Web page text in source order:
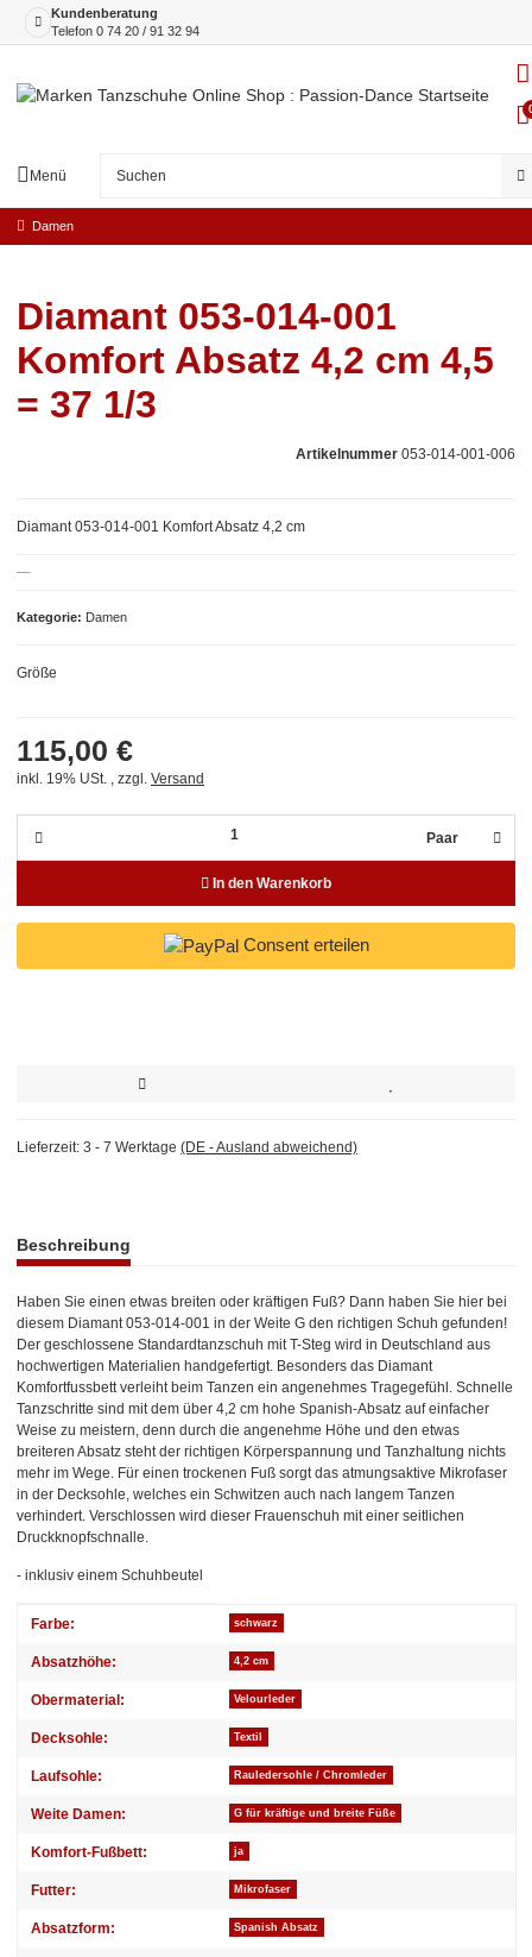
Kundenberatung
Telefon 0 74 20 / 91 32 94
Menü
Damen
Diamant 053-014-001
Komfort Absatz 4,2 cm 4,5
= 37 1/3
Artikelnummer 053-014-001-006
Kategorie Damen
Diamant 053-014-001 Komfort Absatz 4,2 cm
Größe
115,00 €
inkl. 19% USt. , zzgl. Versand
Paar
In den Warenkorb
Consent erteilen
Lieferzeit: 3 - 7 Werktage (DE - Ausland abweichend)
Beschreibung
Haben Sie einen etwas breiten oder kräftigen Fuß? Dann haben Sie hier bei
diesem Diamant 053-014-001 in der Weite G den richtigen Schuh gefunden!
Der geschlossene Standardtanzschuh mit T-Steg wird in Deutschland aus
hochwertigen Materialien handgefertigt. Besonders das Diamant
Komfortfussbett verleiht beim Tanzen ein angenehmes Tragegefühl. Schnelle
Tanzschritte sind mit dem über 4,2 cm hohe Spanish-Absatz auf einfacher
Weise zu meistern, denn durch die angenehme Höhe und den etwas
breiteren Absatz steht der richtigen Körperspannung und Tanzhaltung nichts
mehr im Wege. Für einen trockenen Fuß sorgt das atmungsaktive Mikrofaser
in der Decksohle, welches ein Schwitzen auch nach langem Tanzen
verhindert. Verschlossen wird dieser Frauenschuh mit einer seitlichen
Druckknopfschnalle.
- inklusiv einem Schuhbeutel
Produkteigenschaft
Wert
Farbe: schwarz
Absatzhöhe: 4,2 cm
Obermaterial: Velourleder
Decksohle: Textil
Laufsohle: Rauledersohle / Chromleder
Weite Damen: G für kräftige und breite Füße
Komfort-Fußbett: ja
Futter: Mikrofaser
Absatzform: Spanish Absatz